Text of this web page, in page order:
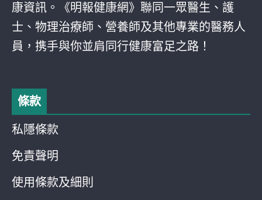
康資訊。《明報健康網》聯同一眾醫生、護
士、物理治療師、營養師及其他專業的醫務人
員，携手與你並肩同行健康富足之路！
條款
私隱條款
免責聲明
使用條款及細則